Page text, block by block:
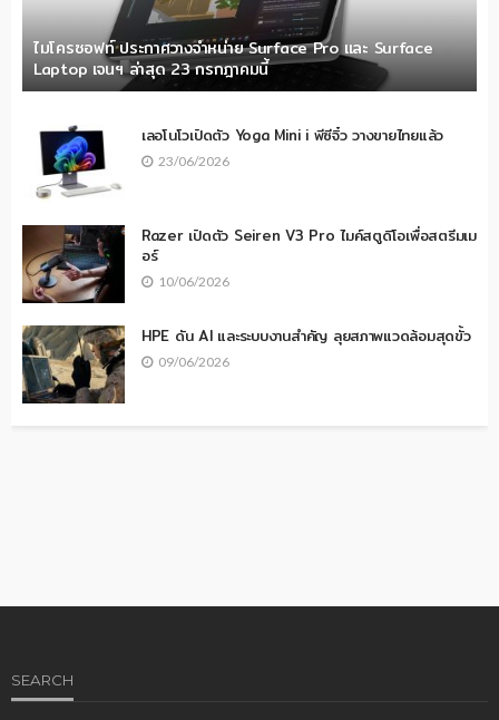
ไมโครซอฟท์ ประกาศวางจำหน่าย Surface Pro และ Surface
Laptop เจนฯ ล่าสุด 23 กรกฎาคมนี้
เลอโนโวเปิดตัว Yoga Mini i พีซีจิ๋ว วางขายไทยแล้ว
23/06/2026
Razer เปิดตัว Seiren V3 Pro ไมค์สตูดิโอเพื่อสตรีมเม
อร์
10/06/2026
HPE ดัน AI และระบบงานสำคัญ ลุยสภาพแวดล้อมสุดขั้ว
09/06/2026
SEARCH